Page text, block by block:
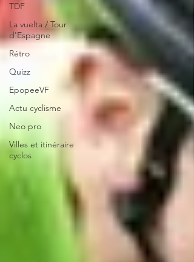
TDF
La vuelta / Tour
d'Espagne
Rétro
Quizz
EpopeeVF
Actu cyclisme
Neo pro
Villes et itinéraire
cyclos